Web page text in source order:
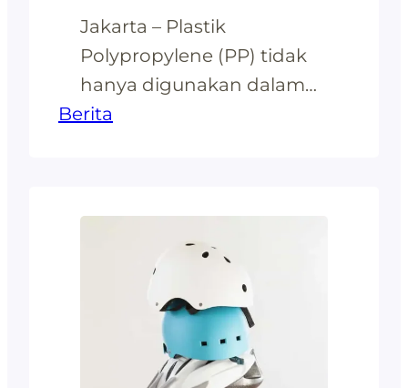
Jakarta – Plastik
Polypropylene (PP) tidak
hanya digunakan dalam
industri kemasan dan
dan mudah didaurulang,
PP menjadi alternatif
material yang semakin
populer dalam
pembuatan berbagai
Berita